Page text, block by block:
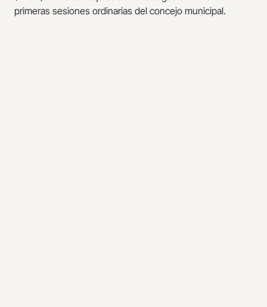
primeras sesiones ordinarias del concejo municipal.